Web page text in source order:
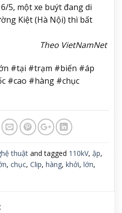
5, một xe buýt đang di
Kiệt (Hà Nội) thì bất
Theo VietNamNet
#tại #trạm #biến #áp
#cao #hàng #chục
thuật and tagged 110kV, ập,
, chục, Clip, hàng, khởi, lớn,